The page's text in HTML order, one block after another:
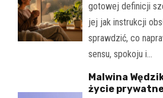
gotowej definicji
jej jak instrukcji
sprawdzić, co
sensu, spokoju i…
Malwina
życie